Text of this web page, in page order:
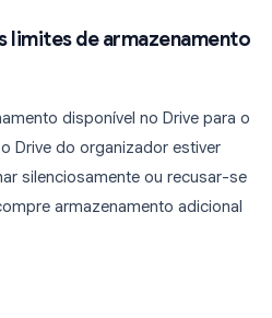
limites de armazenamento
disponível no Drive para o
Drive do organizador estiver
silenciosamente ou recusar-se
armazenamento adicional